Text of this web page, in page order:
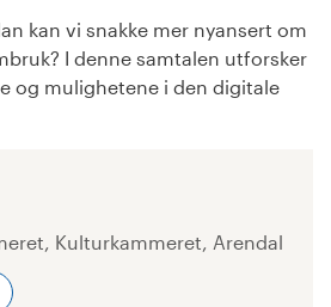
kan vi snakke mer nyansert om
I denne samtalen utforsker
og mulighetene i den digitale
Kulturkammeret, Arendal